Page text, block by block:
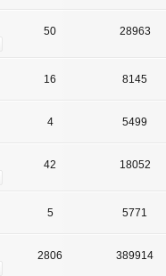
50 28963
16 8145
4 5499
42 18052
5 5771
2806 389914